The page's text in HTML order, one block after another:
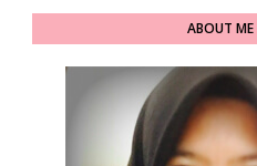
ABOUT ME